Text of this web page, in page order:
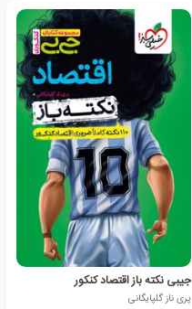
جیبی نکته باز اقتصاد کنکور
پری ناز گلپایگانی